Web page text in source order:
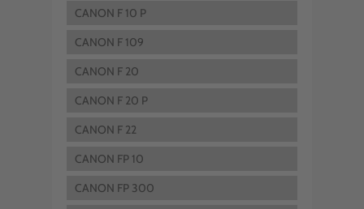
CANON F 10 P
CANON F 109
CANON F 20
CANON F 20 P
CANON F 22
CANON FP 10
CANON FP 300